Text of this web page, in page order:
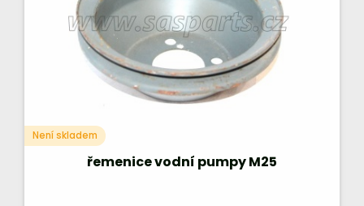
Není skladem
řemenice vodní pumpy M25